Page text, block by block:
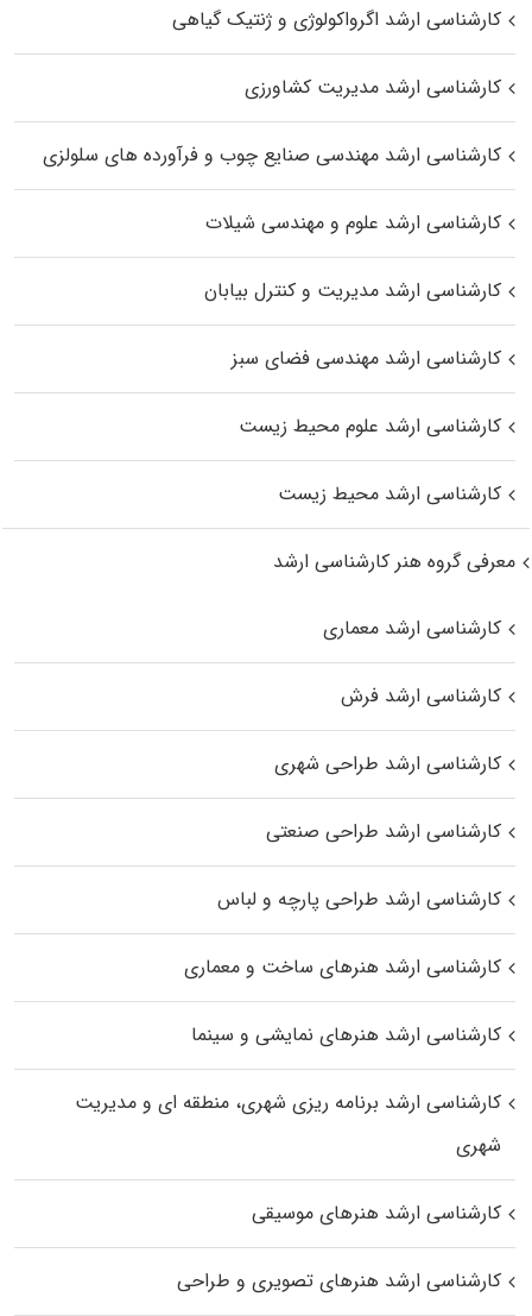
کارشناسی ارشد اگرواکولوژی و ژنتیک گیاهی
کارشناسی ارشد مدیریت کشاورزی
کارشناسی ارشد مهندسی صنایع چوب و فرآورده‌ های سلولزی
کارشناسی ارشد علوم و مهندسی شیلات
کارشناسی ارشد مدیریت و کنترل بیابان
کارشناسی ارشد مهندسی فضای سبز
کارشناسی ارشد علوم محیط‌ زیست
کارشناسی ارشد محیط زیست
معرفی گروه هنر کارشناسی ارشد
کارشناسی ارشد معماری
کارشناسی ارشد فرش
کارشناسی ارشد طراحی شهری
کارشناسی ارشد طراحی صنعتی
کارشناسی ارشد طراحی پارچه و لباس
کارشناسی ارشد هنرهای ساخت و معماری
کارشناسی ارشد هنرهای نمایشی و سینما
کارشناسی ارشد برنامه ریزی شهری، منطقه‌ ای و مدیریت
شهری
کارشناسی ارشد هنرهای موسیقی
کارشناسی ارشد هنرهای تصویری و طراحی